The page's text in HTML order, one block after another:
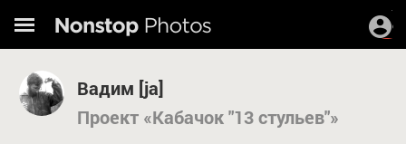
Вадим [ja]
Проект «Кабачок "13 стульев"»